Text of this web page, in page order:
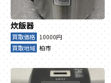
炊飯器
買取価格 10000円
買取地域 柏市